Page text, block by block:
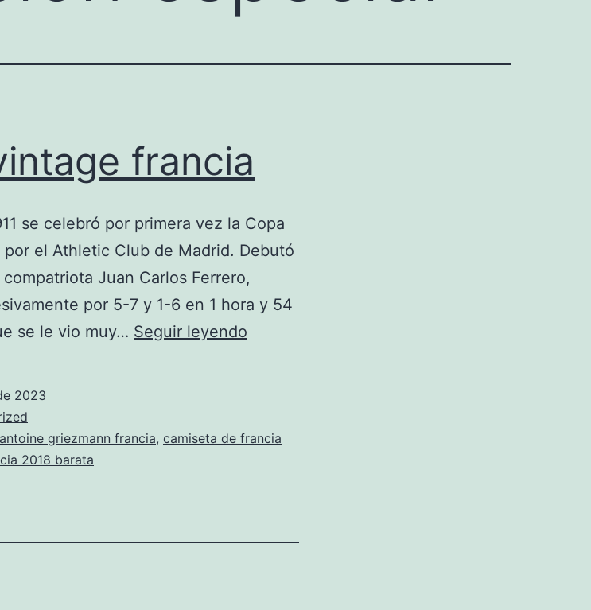
francia
se celebró por primera vez la Copa
el Athletic Club de Madrid. Debutó
Juan Carlos Ferrero,
por 5-7 y 1-6 en 1 hora y 54
se le vio muy… Seguir leyendo
2023
griezmann francia, camiseta de francia
2018 barata